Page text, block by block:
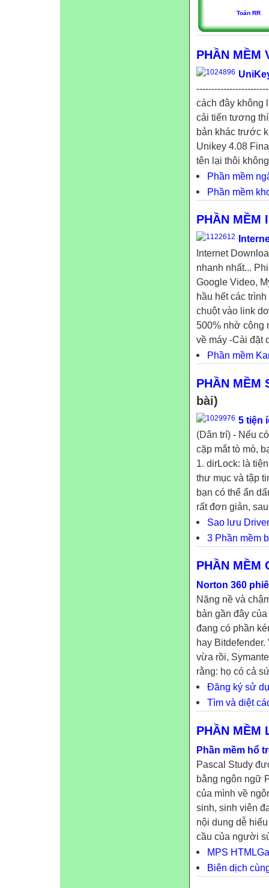
Toán RR
PHẦN MỀM
cách đây không
cải tiến tương
bản khác trước
Unikey 4.08
tên lại thôi
Phần mềm
Phần mềm
PHẦN MỀM
Internet
nhanh nhất...
Google Video,
hầu hết các
chuột vào link
500% nhờ công
về máy -Cài đặt
Phần mềm
PHẦN MỀM
bài)
5 tiện
(Dân trí) - Nếu
cặp mắt tò mò,
1. dirLock: là
thư mục và tập
bạn có thể ẩn
rất đơn giản,
Sao lưu
3 Phần mềm
PHẦN MỀM
Norton 360
Nặng nề và
bản gần đây
đang có phần
hay
vừa rồi,
rằng: họ có cả
Đăng ký sử
Tìm và diệt
PHẦN MỀM
Phần mềm hổ
Pascal Study
bằng ngôn ngữ
của mình về
sinh, sinh viên
nội dung dễ
cầu của người
MPS
Biên dịch